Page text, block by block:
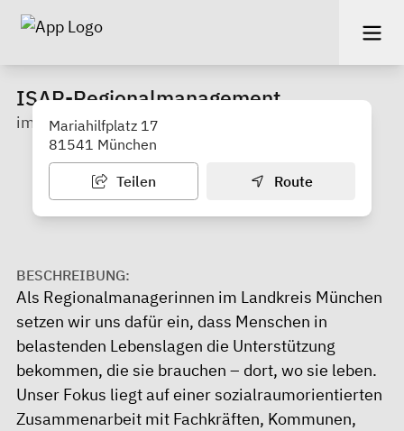
ISAR-Regionalmanagement
im Landkreis München
Mariahilfplatz 17
81541 München
Teilen Route
BESCHREIBUNG:
Als Regionalmanagerinnen im Landkreis München
setzen wir uns dafür ein, dass Menschen in
belastenden Lebenslagen die Unterstützung
bekommen, die sie brauchen – dort, wo sie leben.
Unser Fokus liegt auf einer sozialraumorientierten
Zusammenarbeit mit Fachkräften, Kommunen,